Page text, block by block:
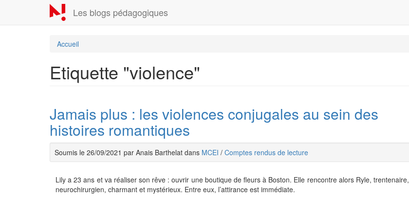
contenu
Les blogs pédagogiques
Accueil
Etiquette "violence"
Jamais plus : les violences conjugales au sein des
histoires romantiques
Soumis le 26/09/2021 par Anais Barthelat dans MCEI / Comptes rendus de lecture
Lily a 23 ans et va réaliser son rêve : ouvrir une boutique de fleurs à Boston. Elle rencontre alors Ryle, trentenaire,
neurochirurgien, charmant et mystérieux. Entre eux, l’attirance est immédiate.